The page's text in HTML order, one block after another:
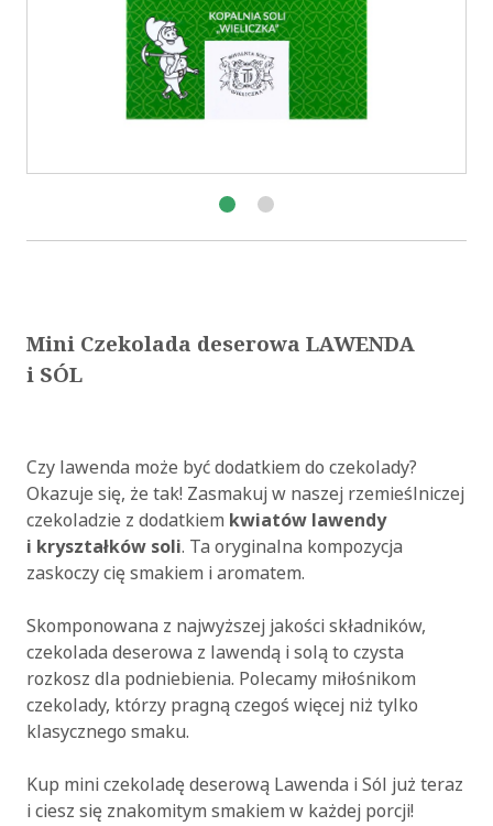
Mini Czekolada deserowa LAWENDA
i SÓL
Czy lawenda może być dodatkiem do czekolady?
Okazuje się, że tak! Zasmakuj w naszej rzemieślniczej
czekoladzie z dodatkiem kwiatów lawendy
i kryształków soli. Ta oryginalna kompozycja
zaskoczy cię smakiem i aromatem.
Skomponowana z najwyższej jakości składników,
czekolada deserowa z lawendą i solą to czysta
rozkosz dla podniebienia. Polecamy miłośnikom
czekolady, którzy pragną czegoś więcej niż tylko
klasycznego smaku.
Kup mini czekoladę deserową Lawenda i Sól już teraz
i ciesz się znakomitym smakiem w każdej porcji!